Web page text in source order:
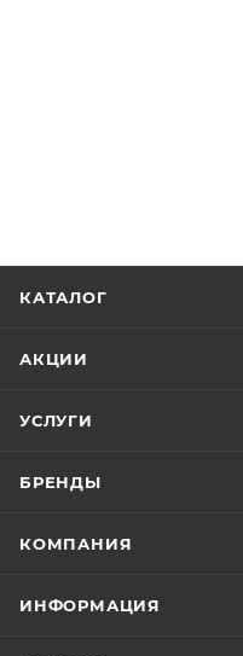
КАТАЛОГ
АКЦИИ
УСЛУГИ
БРЕНДЫ
КОМПАНИЯ
ИНФОРМАЦИЯ